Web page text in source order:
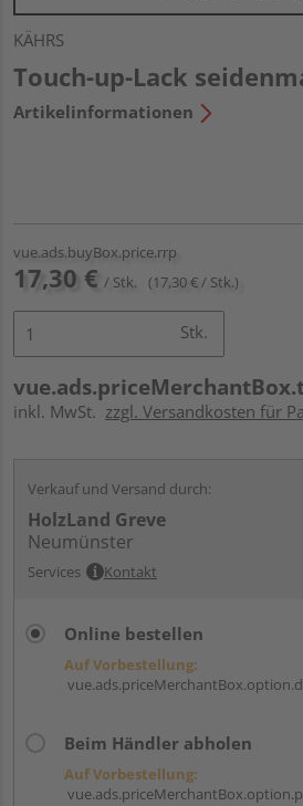
KÄHRS
Touch-up-Lack
Artikelinformationen
vue.ads.buyBox.price.rrp
17,30 € / Stk. (17,30 € / Stk.)
Stk.
inkl. MwSt. zzgl. Versandkosten für
Verkauf und Versand durch:
HolzLand Greve
Neumünster
Services Kontakt
Online bestellen
Auf Vorbestellung:
Beim Händler abholen
Auf Vorbestellung: